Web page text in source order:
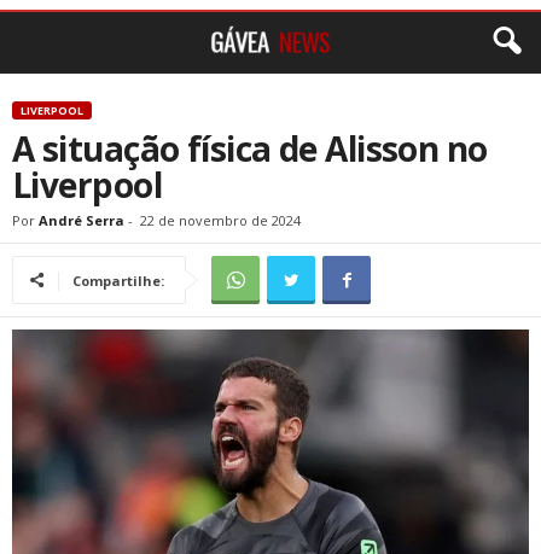
LIVERPOOL
A situação física de Alisson no
Liverpool
Por André Serra - 22 de novembro de 2024
Compartilhe: